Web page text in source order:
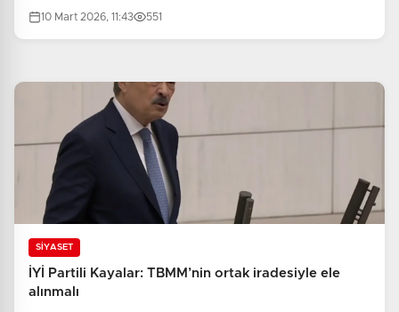
10 Mart 2026, 11:43 551
SİYASET
İYİ Partili Kayalar: TBMM’nin ortak iradesiyle ele
alınmalı